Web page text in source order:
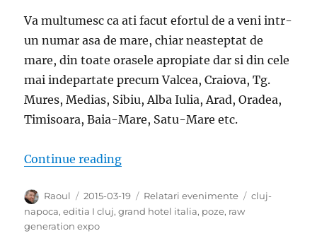
Va multumesc ca ati facut efortul de a veni intr-
un numar asa de mare, chiar neasteptat de
mare, din toate orasele apropiate dar si din cele
mai indepartate precum Valcea, Craiova, Tg.
Mures, Medias, Sibiu, Alba Iulia, Arad, Oradea,
Timisoara, Baia-Mare, Satu-Mare etc.
Continue reading“Poze de la Raw Generation Expo
Author
Raoul
Posted
on
2015-03-19 Categories
Relatari evenimente Tags
cluj-
napoca,editia I cluj,grand hotel italia, poze, raw
generation expo